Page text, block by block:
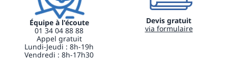
Équipe à l'écoute
01 34 04 88 88
Appel gratuit
Lundi-Jeudi : 8h-19h
Vendredi : 8h-17h30
Devis gratuit
via formulaire